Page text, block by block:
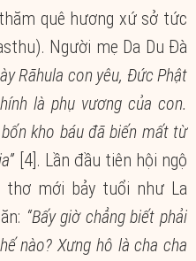
quê hương xứ sở tức
Người mẹ Da Du Đà
Rāhula con yêu, Đức Phật
là phụ vương của con.
kho báu đã biến mất từ
[4]. Lần đầu tiên hội ngộ
thơ mới bảy tuổi như La
“Bấy giờ chẳng biết phải
nào? Xưng hô là cha cha